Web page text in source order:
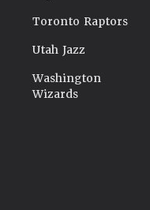
Toronto Raptors
Utah Jazz
Washington
Wizards